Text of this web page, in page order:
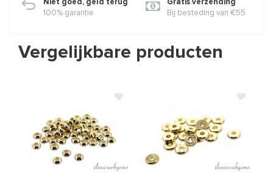
Niet goed, geld terug
100% garantie
Gratis verzending
Bij besteding van €55
Vergelijkbare producten